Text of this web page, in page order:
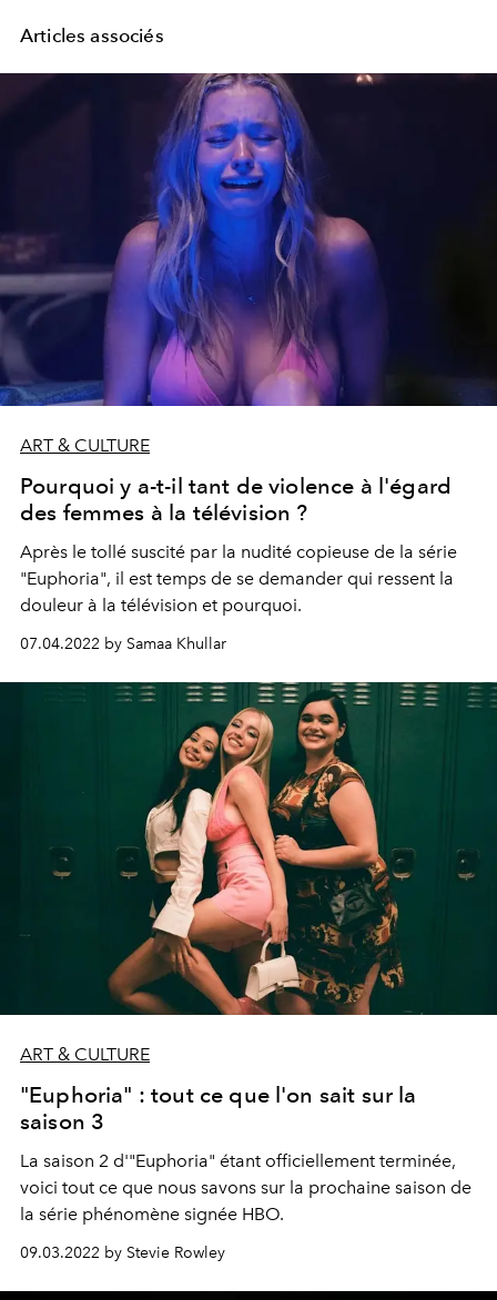
Articles associés
ART & CULTURE
Pourquoi y a-t-il tant de violence à l'égard
des femmes à la télévision ?
Après le tollé suscité par la nudité copieuse de la série
"Euphoria", il est temps de se demander qui ressent la
douleur à la télévision et pourquoi.
07.04.2022 by Samaa Khullar
ART & CULTURE
"Euphoria" : tout ce que l'on sait sur la
saison 3
La saison 2 d'"Euphoria" étant officiellement terminée,
voici tout ce que nous savons sur la prochaine saison de
la série phénomène signée HBO.
09.03.2022 by Stevie Rowley